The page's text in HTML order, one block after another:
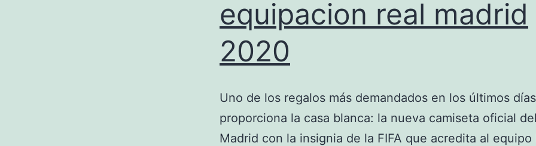
equipacion real madrid
2020
Uno de los regalos más demandados en los últimos
proporciona la casa blanca: la nueva camiseta oficial
Madrid con la insignia de la FIFA que acredita al equipo